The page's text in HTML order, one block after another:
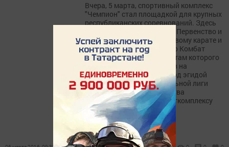
Вчера, 5 марта, спортивный комплекс
"Чемпион" стал площадкой для крупных
республиканских соревнований. Здесь
одновременно состоялись Первенство и
Чемпионат РТ по Всестилевому карате и
республиканский турнир по Комбат
Самообороне, по результатам которого
прошел отбор спортсменов на
международный турнир под эгидой
бойцовской профессиональной лиги
"Татфайт". Такого количества
спортсменов нашему спорткомплексу
еще не...